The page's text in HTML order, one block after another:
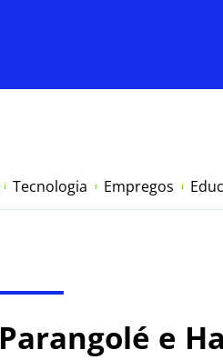
Tecnologia Empregos
e